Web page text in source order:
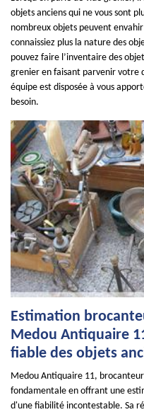
objets anciens qui ne vous sont
nombreux objets peuvent envahir
connaissiez plus la nature des
pouvez faire l’inventaire des
grenier en faisant parvenir votre
équipe est disposée à vous
besoin.
Estimation
Medou Antiquaire
fiable des objets
Medou Antiquaire 11,
fondamentale en offrant une
d'une fiabilité incontestable. Sa